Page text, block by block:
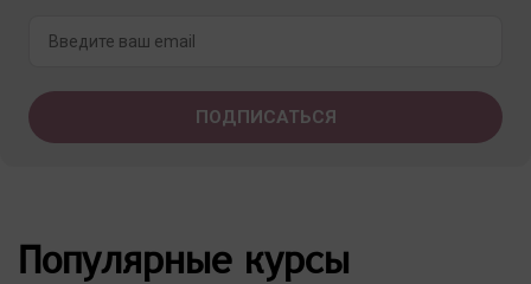
Популярные курсы